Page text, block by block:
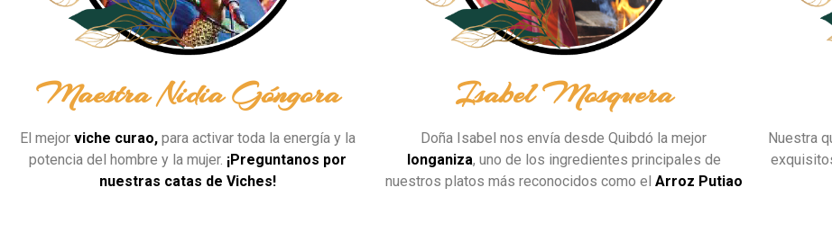
Maestra Nidia Góngora
El mejorviche curao,para activar toda la energía y la
potencia del hombre y la mujer. ¡Preguntanos por
nuestras catas de Viches!
Isabel Mosquera
Doña Isabel nos envía desde Quibdó la mejor
longaniza, uno de los ingredientes principales de
nuestros platos más reconocidos como el Arroz Putiao
Nuestra